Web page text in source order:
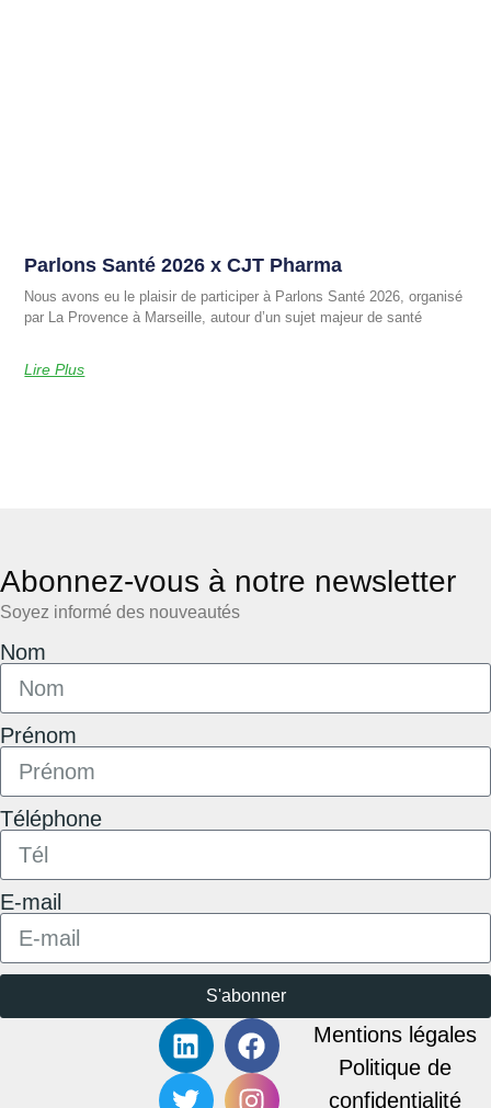
Parlons Santé 2026 x CJT Pharma
Nous avons eu le plaisir de participer à Parlons Santé 2026, organisé
par La Provence à Marseille, autour d’un sujet majeur de santé
Lire Plus
Abonnez-vous à notre newsletter
Soyez informé des nouveautés
Nom
Prénom
Téléphone
E-mail
S'abonner
Mentions légales
Politique de
confidentialité